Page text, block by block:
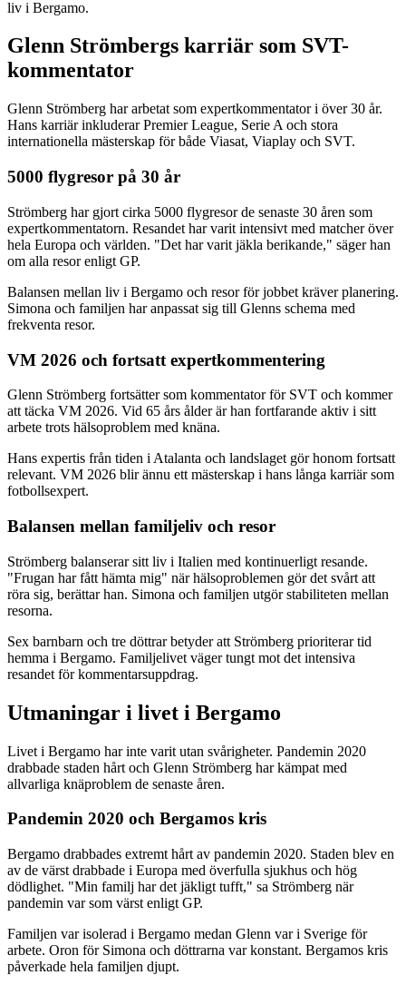
liv i Bergamo.
Glenn Strömbergs karriär som SVT-
kommentator
Glenn Strömberg har arbetat som expertkommentator i över 30 år.
Hans karriär inkluderar Premier League, Serie A och stora
internationella mästerskap för både Viasat, Viaplay och SVT.
5000 flygresor på 30 år
Strömberg har gjort cirka 5000 flygresor de senaste 30 åren som
expertkommentatorn. Resandet har varit intensivt med matcher över
hela Europa och världen. "Det har varit jäkla berikande," säger han
om alla resor enligt GP.
Balansen mellan liv i Bergamo och resor för jobbet kräver planering.
Simona och familjen har anpassat sig till Glenns schema med
frekventa resor.
VM 2026 och fortsatt expertkommentering
Glenn Strömberg fortsätter som kommentator för SVT och kommer
att täcka VM 2026. Vid 65 års ålder är han fortfarande aktiv i sitt
arbete trots hälsoproblem med knäna.
Hans expertis från tiden i Atalanta och landslaget gör honom fortsatt
relevant. VM 2026 blir ännu ett mästerskap i hans långa karriär som
fotbollsexpert.
Balansen mellan familjeliv och resor
Strömberg balanserar sitt liv i Italien med kontinuerligt resande.
"Frugan har fått hämta mig" när hälsoproblemen gör det svårt att
röra sig, berättar han. Simona och familjen utgör stabiliteten mellan
resorna.
Sex barnbarn och tre döttrar betyder att Strömberg prioriterar tid
hemma i Bergamo. Familjelivet väger tungt mot det intensiva
resandet för kommentarsuppdrag.
Utmaningar i livet i Bergamo
Livet i Bergamo har inte varit utan svårigheter. Pandemin 2020
drabbade staden hårt och Glenn Strömberg har kämpat med
allvarliga knäproblem de senaste åren.
Pandemin 2020 och Bergamos kris
Bergamo drabbades extremt hårt av pandemin 2020. Staden blev en
av de värst drabbade i Europa med överfulla sjukhus och hög
dödlighet. "Min familj har det jäkligt tufft," sa Strömberg när
pandemin var som värst enligt GP.
Familjen var isolerad i Bergamo medan Glenn var i Sverige för
arbete. Oron för Simona och döttrarna var konstant. Bergamos kris
påverkade hela familjen djupt.